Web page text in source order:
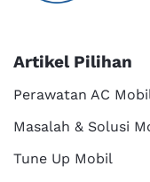
Artikel Pilihan
Perawatan AC
Masalah & Solusi
Tune Up Mobil